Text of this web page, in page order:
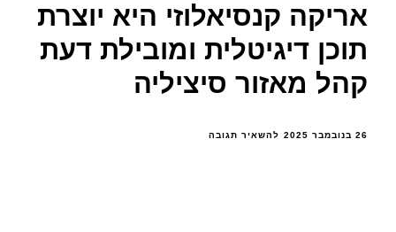
אריקה קנסיאלוזי היא יוצרת
תוכן דיגיטלית ומובילת דעת
קהל מאזור סיציליה
26 בנובמבר 2025 להשאיר תגובהבנושא